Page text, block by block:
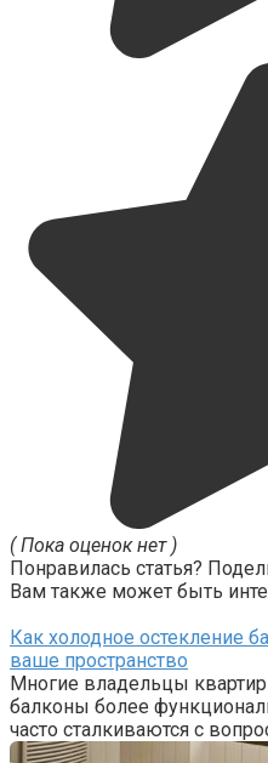
( Пока оценок нет )
Понравилась статья?
Вам также может быть
Как холодное остекление
ваше пространство
Многие владельцы квартир
балконы более
часто сталкиваются с